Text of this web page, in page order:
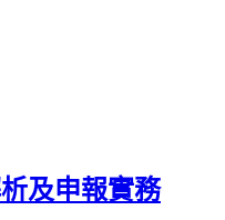
及申報實務